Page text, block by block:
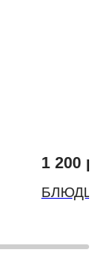
1 200 р.
БЛЮДЦЕ